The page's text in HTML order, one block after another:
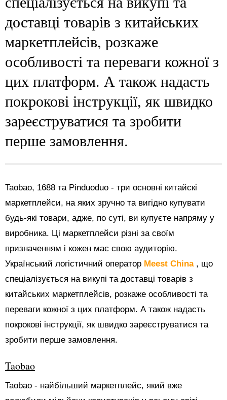
доставці товарів з китайських
маркетплейсів, розкаже
особливості та переваги кожної з
цих платформ. А також надасть
покрокові інструкції, як швидко
зареєструватися та зробити
перше замовлення.
Taobao, 1688 та Pinduoduo - три основні китайскі
маркетплейси, на яких зручно та вигідно купувати
будь-які товари, адже, по суті, ви купуєте напряму у
виробника. Ці маркетплейси різні за своїм
призначенням і кожен має свою аудиторію.
Український логістичний оператор Meest China , що
спеціалізується на викупі та доставці товарів з
китайських маркетплейсів, розкаже особливості та
переваги кожної з цих платформ. А також надасть
покрокові інструкції, як швидко зареєструватися та
зробити перше замовлення.
Taobao
Taobao - найбільший маркетплейс, який вже